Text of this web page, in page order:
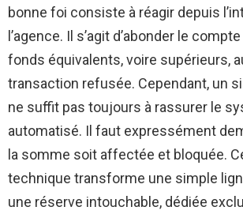
bonne foi consiste à réagir depuis
l’agence. Il s’agit d’abonder le
fonds équivalents, voire supérieurs,
transaction refusée. Cependant, un
ne suffit pas toujours à rassurer le
automatisé. Il faut expressément
la somme soit affectée et bloquée.
technique transforme une simple
une réserve intouchable, dédiée